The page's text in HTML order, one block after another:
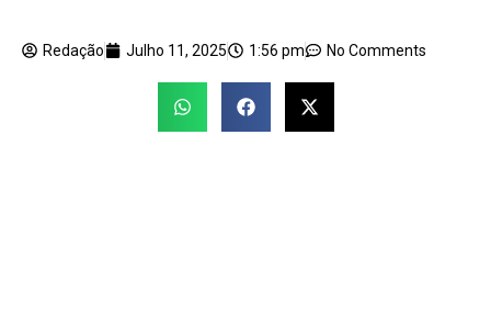
Redação Julho 11, 2025 1:56 pm No Comments